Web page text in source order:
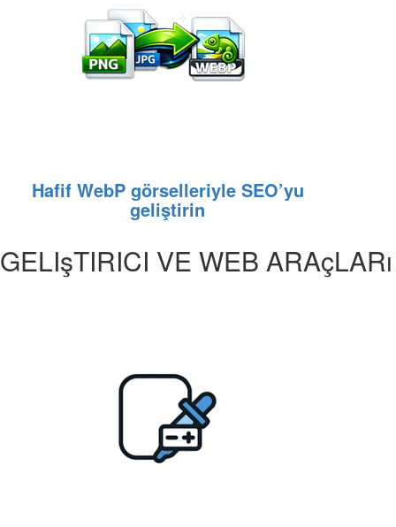
Hafif WebP görselleriyle SEO’yu
geliştirin
GELIşTIRICI VE WEB ARAçLARı